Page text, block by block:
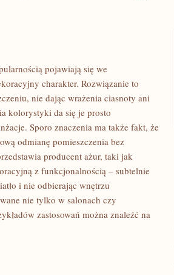
pojawiają się we
charakter. Rozwiązanie to
nie dając wrażenia ciasnoty ani
kolorystyki da się je prosto
Sporo znaczenia ma także fakt, że
odmianę pomieszczenia bez
producent ażur, taki jak
z funkcjonalnością – subtelnie
i nie odbierając wnętrzu
nie tylko w salonach czy
zastosowań można znaleźć na